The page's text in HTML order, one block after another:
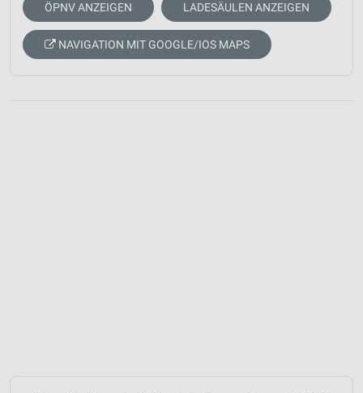
ÖPNV ANZEIGEN LADESÄULEN ANZEIGEN
NAVIGATION MIT GOOGLE/IOS MAPS